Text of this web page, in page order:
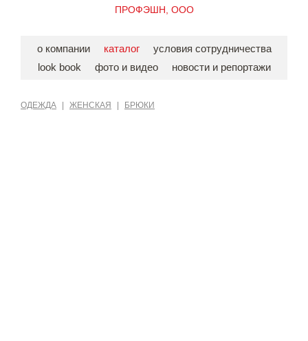
ПРОФЭШН, ООО
о компании каталог
условия сотрудничества
look book
фото и видео новости и репортажи
ОДЕЖДА ЖЕНСКАЯ БРЮКИ